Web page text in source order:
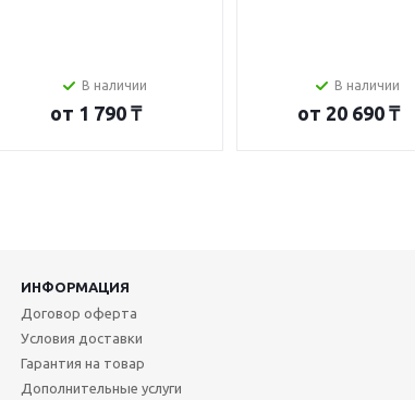
В наличии
от 1 790 ₸
В наличии
от 20 690 ₸
ИНФОРМАЦИЯ
Договор оферта
Условия доставки
Гарантия на товар
Дополнительные услуги